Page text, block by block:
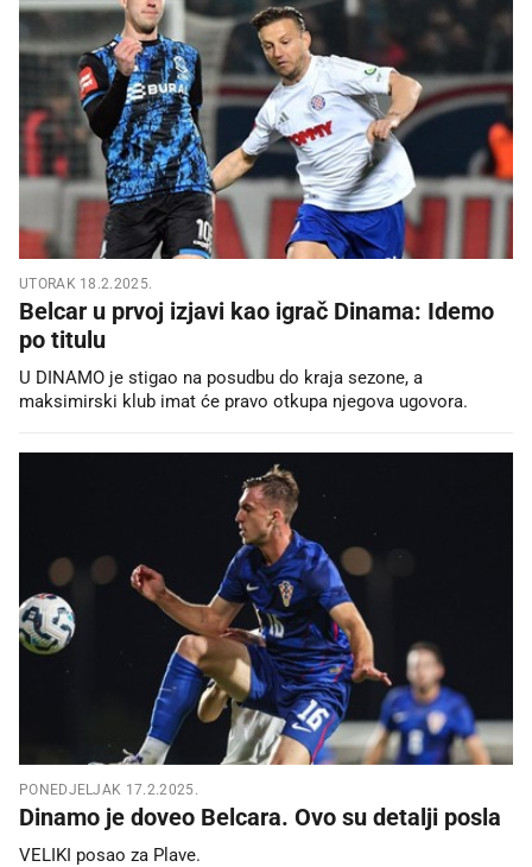
UTORAK 18.2.2025.
Belcar u prvoj izjavi kao igrač Dinama: Idemo
po titulu
U DINAMO je stigao na posudbu do kraja sezone, a
maksimirski klub imat će pravo otkupa njegova ugovora.
PONEDJELJAK 17.2.2025.
Dinamo je doveo Belcara. Ovo su detalji posla
VELIKI posao za Plave.